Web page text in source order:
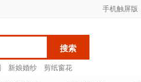
手机触屏版
新娘婚纱 剪纸窗花